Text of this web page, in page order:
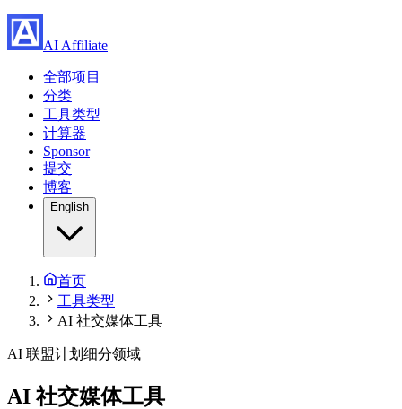
AI Affiliate
全部项目
分类
工具类型
计算器
Sponsor
提交
博客
English
首页
工具类型
AI 社交媒体工具
AI 联盟计划细分领域
AI 社交媒体工具